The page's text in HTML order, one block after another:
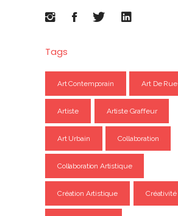
Tags
Art Contemporain Art De Rue
Artiste Artiste Graffeur
Art Urbain Collaboration
Collaboration Artistique
Création Artistique Créativité